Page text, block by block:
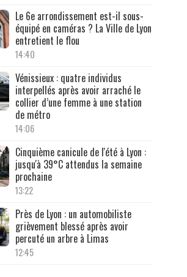
Le 6e arrondissement est-il sous-
équipé en caméras ? La Ville de Lyon
entretient le flou
14:40
Vénissieux : quatre individus
interpellés après avoir arraché le
collier d’une femme à une station
de métro
14:06
Cinquième canicule de l'été à Lyon :
jusqu'à 39°C attendus la semaine
prochaine
13:22
Près de Lyon : un automobiliste
grièvement blessé après avoir
percuté un arbre à Limas
12:45